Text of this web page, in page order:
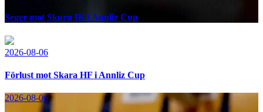
Seger mot Skuru IK i Annliz Cup
2026-08-06
Förlust mot Skara HF i Annliz Cup
2026-08-06